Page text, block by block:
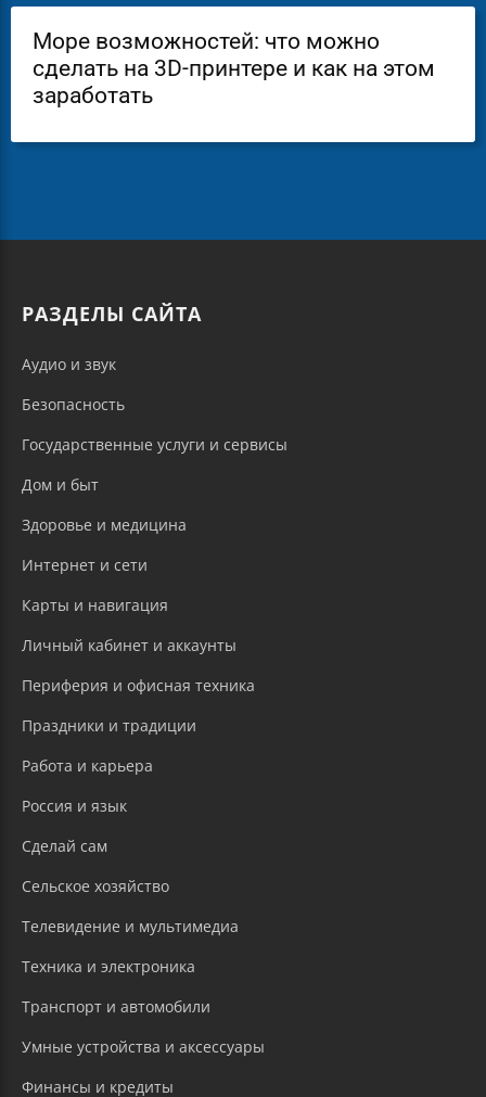
Море возможностей: что можно
сделать на 3D-принтере и как на этом
заработать
РАЗДЕЛЫ САЙТА
Аудио и звук
Безопасность
Государственные услуги и сервисы
Дом и быт
Здоровье и медицина
Интернет и сети
Карты и навигация
Личный кабинет и аккаунты
Периферия и офисная техника
Праздники и традиции
Работа и карьера
Россия и язык
Сделай сам
Сельское хозяйство
Телевидение и мультимедиа
Техника и электроника
Транспорт и автомобили
Умные устройства и аксессуары
Финансы и кредиты